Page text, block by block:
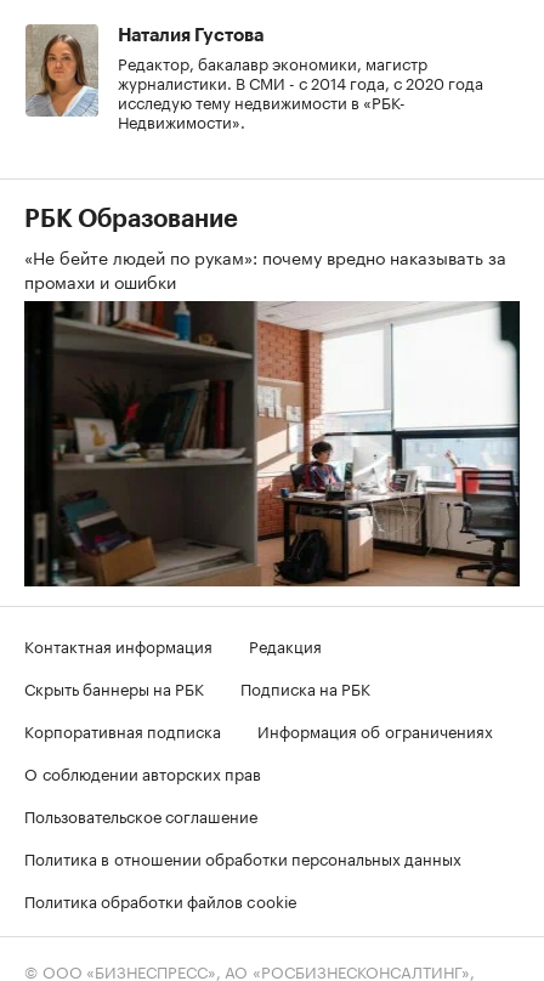
Наталия Густова
Редактор, бакалавр экономики, магистр
журналистики. В СМИ - с 2014 года, с 2020 года
исследую тему недвижимости в «РБК-
Недвижимости».
РБК Образование
«Не бейте людей по рукам»: почему вредно наказывать за
промахи и ошибки
Контактная информация
Редакция
Скрыть баннеры на РБК
Подписка на РБК
Корпоративная подписка
Информация об ограничениях
О соблюдении авторских прав
Пользовательское соглашение
Политика в отношении обработки персональных данных
Политика обработки файлов cookie
© ООО «БИЗНЕСПРЕСС», АО «РОСБИЗНЕСКОНСАЛТИНГ»,